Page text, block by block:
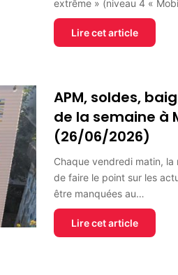
extrême » (niveau 4 «
Lire cet article
APM, soldes,
de la semaine à
(26/06/2026)
Chaque vendredi matin,
de faire le point sur les
être manquées au…
Lire cet article